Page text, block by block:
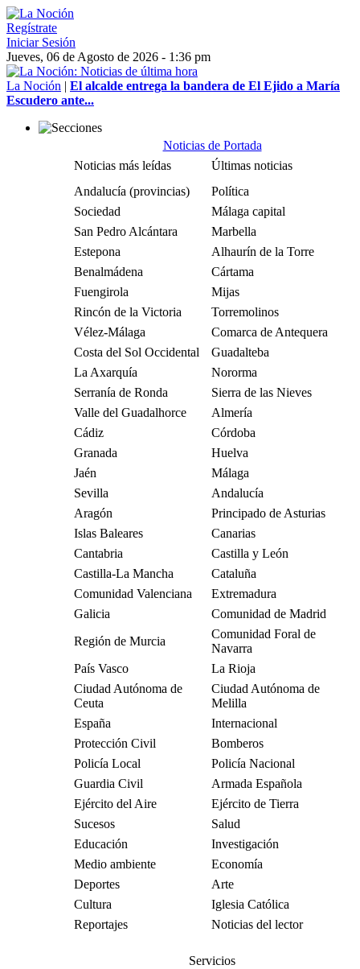
Regístrate
Iniciar Sesión
Jueves, 06 de Agosto de 2026 - 1:36 pm
La Noción | El alcalde entrega la bandera de El Ejido a María
Escudero ante...
Noticias de Portada
Noticias más leídas
Últimas noticias
Andalucía (provincias)
Política
Sociedad
Málaga capital
San Pedro Alcántara
Marbella
Estepona
Alhaurín de la Torre
Benalmádena
Cártama
Fuengirola
Mijas
Rincón de la Victoria
Torremolinos
Vélez-Málaga
Comarca de Antequera
Costa del Sol Occidental
Guadalteba
La Axarquía
Nororma
Serranía de Ronda
Sierra de las Nieves
Valle del Guadalhorce
Almería
Cádiz
Córdoba
Granada
Huelva
Jaén
Málaga
Sevilla
Andalucía
Aragón
Principado de Asturias
Islas Baleares
Canarias
Cantabria
Castilla y León
Castilla-La Mancha
Cataluña
Comunidad Valenciana
Extremadura
Galicia
Comunidad de Madrid
Región de Murcia
Comunidad Foral de
Navarra
País Vasco
La Rioja
Ciudad Autónoma de
Ceuta
Ciudad Autónoma de
Melilla
España
Internacional
Protección Civil
Bomberos
Policía Local
Policía Nacional
Guardia Civil
Armada Española
Ejército del Aire
Ejército de Tierra
Sucesos
Salud
Educación
Investigación
Medio ambiente
Economía
Deportes
Arte
Cultura
Iglesia Católica
Reportajes
Noticias del lector
Servicios